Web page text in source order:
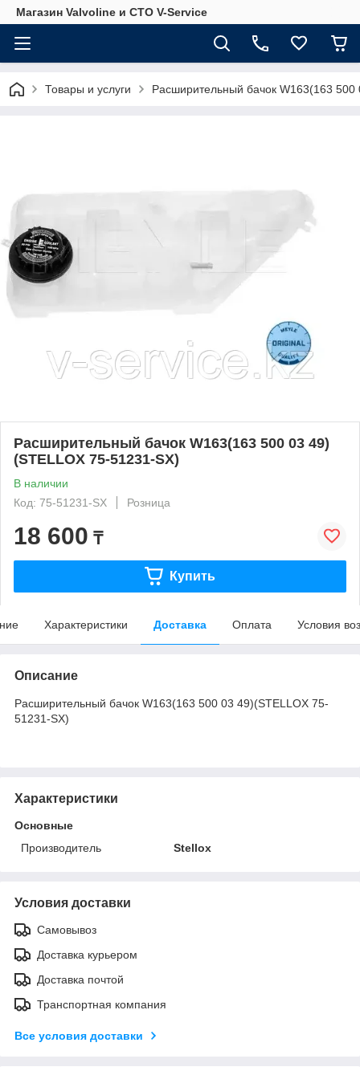
Магазин Valvoline и СТО V-Service
Товары и услуги Расширительный бачок W163(163
Расширительный бачок W163(163 500 03 49)
(STELLOX 75-51231-SX)
В наличии
Код: 75-51231-SX
Розница
18 600 ₸
Купить
Характеристики Доставка Оплата Условия
Описание
Расширительный бачок W163(163 500 03 49)(STELLOX 75-
51231-SX)
Характеристики
Основные
Производитель
Stellox
Условия доставки
Самовывоз
Доставка курьером
Доставка почтой
Транспортная компания
Все условия доставки